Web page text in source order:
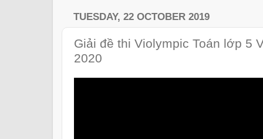
TUESDAY, 22 OCTOBER 2019
Giải đề thi Violympic Toán lớp 5
2020